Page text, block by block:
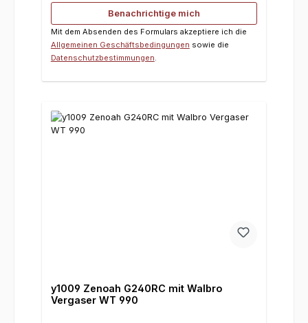
Benachrichtige mich
Mit dem Absenden des Formulars akzeptiere ich die
Allgemeinen Geschäftsbedingungen sowie die
Datenschutzbestimmungen
y1009 Zenoah G240RC mit Walbro
Vergaser WT 990